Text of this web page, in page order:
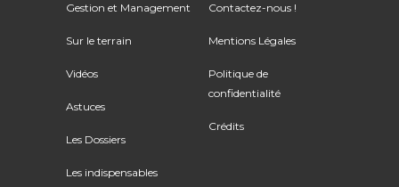
Gestion et Management
Sur le terrain
Vidéos
Astuces
Les Dossiers
Les indispensables
Contactez-nous !
Mentions Légales
Politique de
confidentialité
Crédits